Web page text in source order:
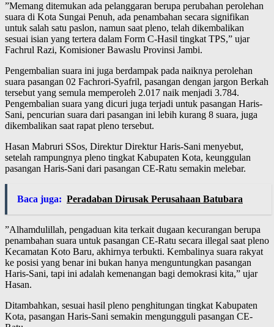
”Memang ditemukan ada pelanggaran berupa perubahan perolehan
suara di Kota Sungai Penuh, ada penambahan secara signifikan
untuk salah satu paslon, namun saat pleno, telah dikembalikan
sesuai isian yang tertera dalam Form C-Hasil tingkat TPS,” ujar
Fachrul Razi, Komisioner Bawaslu Provinsi Jambi.
Pengembalian suara ini juga berdampak pada naiknya perolehan
suara pasangan 02 Fachrori-Syafril, pasangan dengan jargon Berkah
tersebut yang semula memperoleh 2.017 naik menjadi 3.784.
Pengembalian suara yang dicuri juga terjadi untuk pasangan Haris-
Sani, pencurian suara dari pasangan ini lebih kurang 8 suara, juga
dikembalikan saat rapat pleno tersebut.
Hasan Mabruri SSos, Direktur Direktur Haris-Sani menyebut,
setelah rampungnya pleno tingkat Kabupaten Kota, keunggulan
pasangan Haris-Sani dari pasangan CE-Ratu semakin melebar.
Baca juga: Peradaban Dirusak Perusahaan Batubara
”Alhamdulillah, pengaduan kita terkait dugaan kecurangan berupa
penambahan suara untuk pasangan CE-Ratu secara illegal saat pleno
Kecamatan Koto Baru, akhirnya terbukti. Kembalinya suara rakyat
ke posisi yang benar ini bukan hanya menguntungkan pasangan
Haris-Sani, tapi ini adalah kemenangan bagi demokrasi kita,” ujar
Hasan.
Ditambahkan, sesuai hasil pleno penghitungan tingkat Kabupaten
Kota, pasangan Haris-Sani semakin mengungguli pasangan CE-